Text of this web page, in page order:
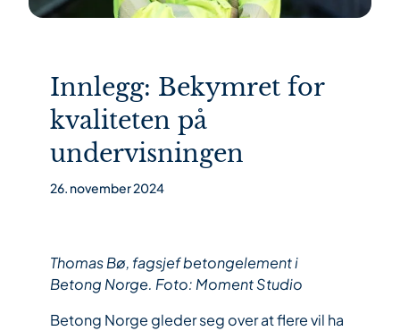
Innlegg: Bekymret for
kvaliteten på
undervisningen
26. november 2024
Thomas Bø, fagsjef betongelement i
Betong Norge. Foto: Moment Studio
Betong Norge gleder seg over at flere vil ha